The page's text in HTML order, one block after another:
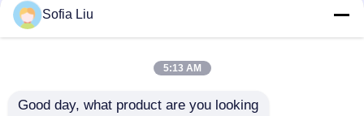
हाई स्पीड बांसुरी लैमिनेटर मशीन
लिथो लेमिनेटर
200 मीटर/मिनट की गति के उच्च गति बांसुरी लेमिनेटिंग
Sofia Liu
5:13 AM
Good day, what product are you looking